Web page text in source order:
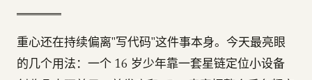
重心还在持续偏离"写代码"这件事本身。今天最亮眼
的几个用法：一个 16 岁少年靠一套星链定位小设备